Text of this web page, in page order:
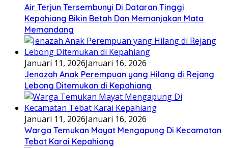
Air Terjun Tersembunyi Di Dataran Tinggi
Kepahiang Bikin Betah Dan Memanjakan Mata
Memandang
Januari 11, 2026Januari 16, 2026
Jenazah Anak Perempuan yang Hilang di Rejang
Lebong Ditemukan di Kepahiang
Januari 11, 2026Januari 16, 2026
Warga Temukan Mayat Mengapung Di Kecamatan
Tebat Karai Kepahiang